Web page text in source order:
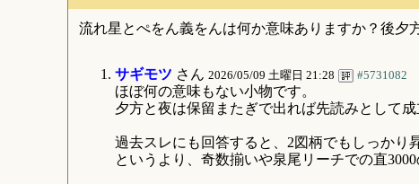
流れ星とぺをん義をんは何か意味ありますか？後夕
サギモツ さん 2026/05/09 土曜日 21:28 #5731082
ほぼ何の意味もない小物です。
夕方と夜は保留またぎで出れば先読みとして
過去スレにも回答すると、2図柄でもしっかり
というより、奇数揃いや泉尾リーチでの直